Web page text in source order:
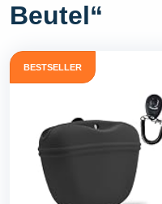
Beutel“
BESTSELLER